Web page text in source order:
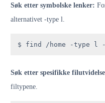
Søk etter symbolske lenker:
alternativet -type l.
$ find /home -type l -
Søk etter spesifikke
filtypene.